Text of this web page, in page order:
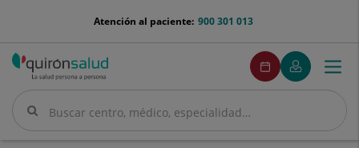
menu-
900 301 013
Atención al paciente:
Buscar
Buscar
menuPedirCita
Pedir
cita
Mi
Quirónsalud
Menú